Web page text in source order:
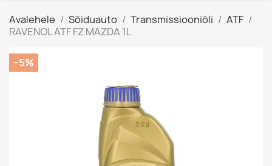
Avalehele Sõiduauto Transmissiooniõli
ATF
RAVENOL ATF FZ MAZDA 1L
−5%